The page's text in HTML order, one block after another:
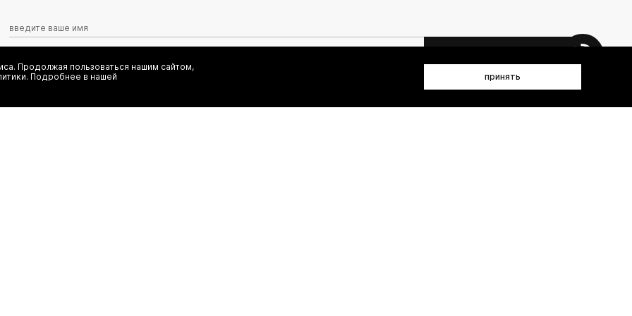
Я даю согласие на сбор, обработку и хранение моих персональных данных (имя, email, телефон) для получения рекламных и
Политикой конфиденциальности
Продолжая пользоваться нашим сайтом,
Подробнее в нашей
принять